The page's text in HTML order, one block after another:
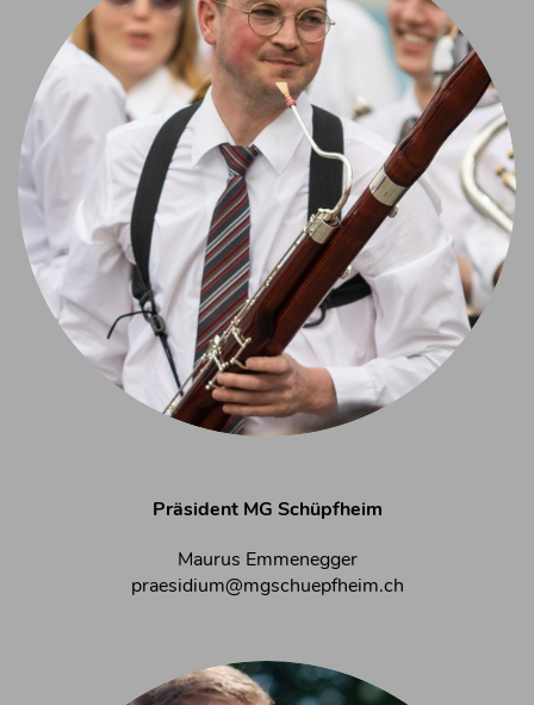
Präsident MG Schüpfheim
Maurus Emmenegger
praesidium@mgschuepfheim.ch